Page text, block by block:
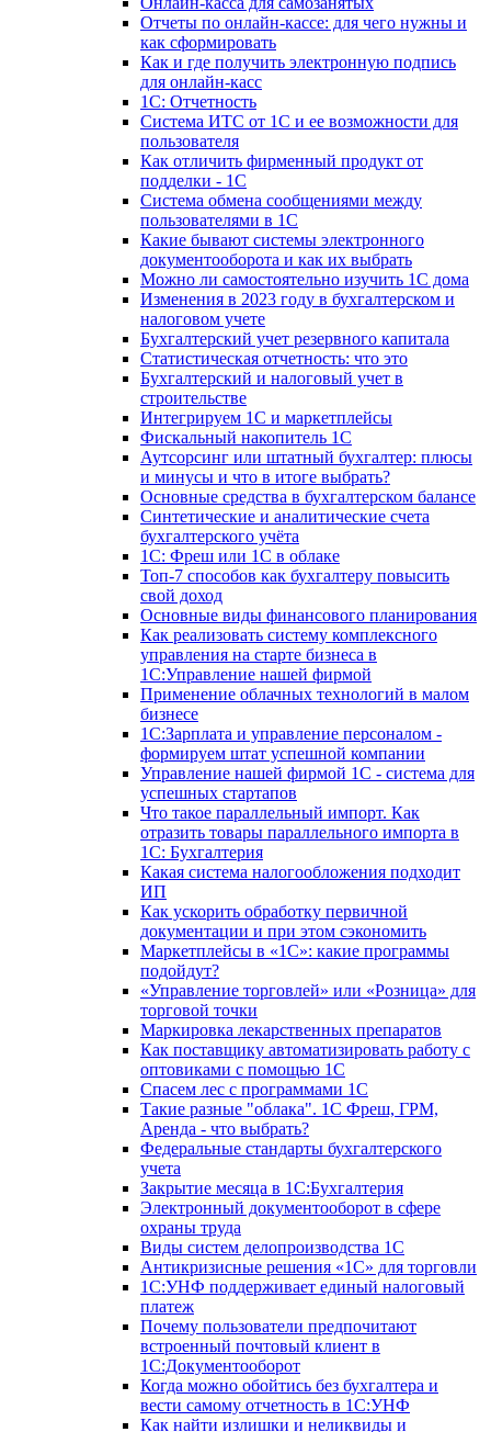
Отчеты по онлайн-кассе: для чего нужны и
как сформировать
Как и где получить электронную подпись
для онлайн-касс
1С: Отчетность
Система ИТС от 1С и ее возможности для
пользователя
Как отличить фирменный продукт от
подделки - 1С
Система обмена сообщениями между
пользователями в 1С
Какие бывают системы электронного
документооборота и как их выбрать
Можно ли самостоятельно изучить 1С дома
Изменения в 2023 году в бухгалтерском и
налоговом учете
Бухгалтерский учет резервного капитала
Статистическая отчетность: что это
Бухгалтерский и налоговый учет в
строительстве
Интегрируем 1С и маркетплейсы
Фискальный накопитель 1С
Аутсорсинг или штатный бухгалтер: плюсы
и минусы и что в итоге выбрать?
Основные средства в бухгалтерском балансе
Синтетические и аналитические счета
бухгалтерского учёта
1C: Фреш или 1С в облаке
Топ-7 способов как бухгалтеру повысить
свой доход
Основные виды финансового планирования
Как реализовать систему комплексного
управления на старте бизнеса в
1С:Управление нашей фирмой
Применение облачных технологий в малом
бизнесе
1C:Зарплата и управление персоналом -
формируем штат успешной компании
Управление нашей фирмой 1C - система для
успешных стартапов
Что такое параллельный импорт. Как
отразить товары параллельного импорта в
1С: Бухгалтерия
Какая система налогообложения подходит
ИП
Как ускорить обработку первичной
документации и при этом сэкономить
Маркетплейсы в «1С»: какие программы
подойдут?
«Управление торговлей» или «Розница» для
торговой точки
Маркировка лекарственных препаратов
Как поставщику автоматизировать работу с
оптовиками с помощью 1С
Спасем лес с программами 1С
Такие разные "облака". 1С Фреш, ГРМ,
Аренда - что выбрать?
Федеральные стандарты бухгалтерского
учета
Закрытие месяца в 1С:Бухгалтерия
Электронный документооборот в сфере
охраны труда
Виды систем делопроизводства 1C
Антикризисные решения «1С» для торговли
1С:УНФ поддерживает единый налоговый
платеж
Почему пользователи предпочитают
встроенный почтовый клиент в
1С:Документооборот
Когда можно обойтись без бухгалтера и
вести самому отчетность в 1С:УНФ
Как найти излишки и неликвиды и